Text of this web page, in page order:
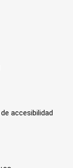
accesibilidad